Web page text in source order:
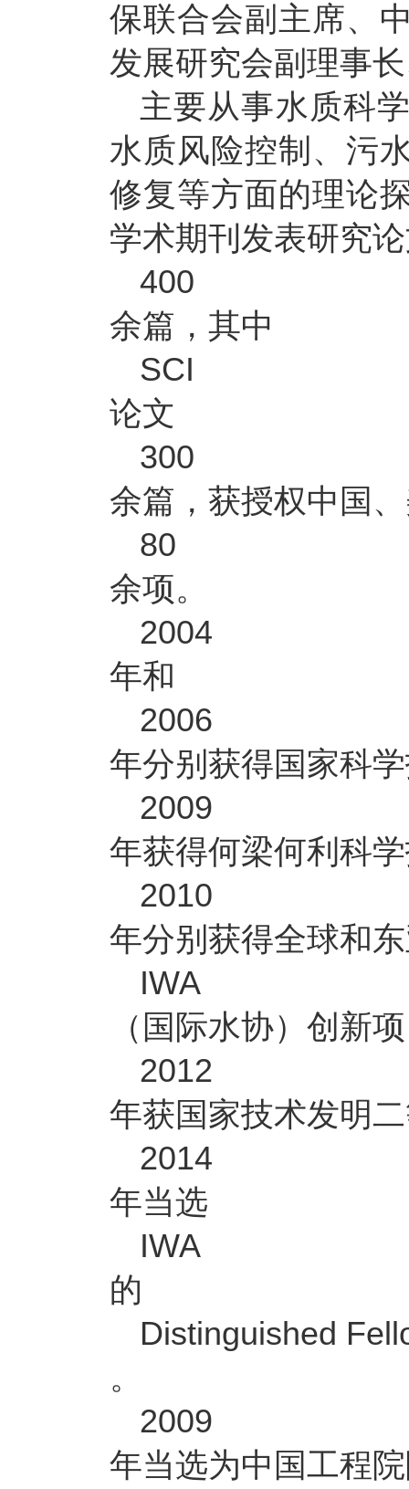
保联合会副主席、
发展研究会副理事
主要从事水质科
水质风险控制、污
修复等方面的理论
学术期刊发表研究
400
余篇，其中
SCI
论文
300
余篇，获授权中国
80
余项。
2004
年和
2006
年分别获得国家科
2009
年获得何梁何利科
2010
年分别获得全球和
IWA
（国际水协）创新
2012
年获国家技术发明
2014
年当选
IWA
的
Distinguished
。
2009
年当选为中国工程